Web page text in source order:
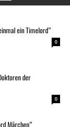
ein Timelord”
0
der
0
Märchen”